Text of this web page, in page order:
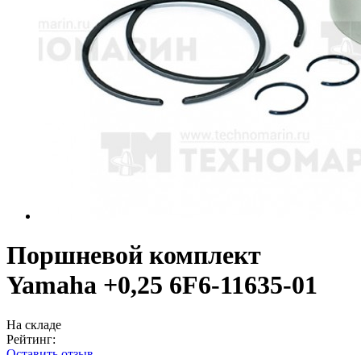
Поршневой комплект
Yamaha +0,25 6F6-11635-01
На складе
Рейтинг: